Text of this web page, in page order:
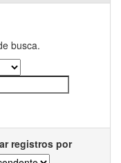
busca.
registros por